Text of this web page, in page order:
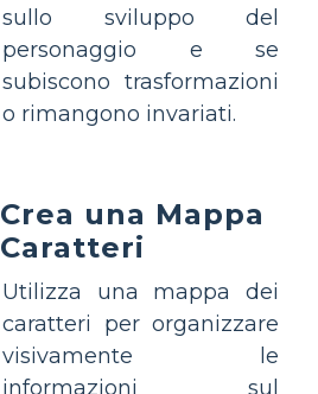
sullo sviluppo del
personaggio e se
subiscono trasformazioni
o rimangono invariati.
Crea una Mappa
Caratteri
Utilizza una mappa dei
caratteri per organizzare
visivamente le
informazioni sul